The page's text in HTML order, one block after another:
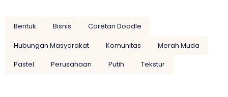
Bentuk Bisnis
Coretan Doodle
Hubungan Masyarakat
Komunitas
Merah Muda
Pastel
Perusahaan Putih Tekstur